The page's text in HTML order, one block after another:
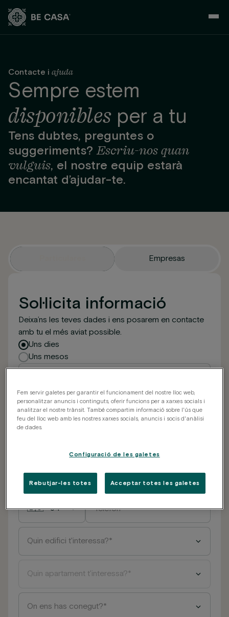
Contacte i ajuda
Sempre estem
disponiblesper a tu
Tens dubtes, preguntes o
suggeriments?Escriu-nos quan
vulguis, el nostre equip estarà
encantat d’ajudar-te.
Empresas
Sol·licita informació
Deixa’ns les teves dades i ens posarem en contacte
amb tu el més aviat possible.
Tipus d'estada
Uns dies
Uns mesos
Fem servir galetes per garantir el funcionament del nostre lloc web,
personalitzar anuncis i continguts, oferir funcions per a xarxes socials i
analitzar el nostre trànsit. També compartim informació sobre l'ús que
feu del lloc web amb les nostres xarxes socials, anuncis i socis d'anàlisi
de dades.
Configuració de les galetes
Rebutjar-les totes Acceptar totes les galetes